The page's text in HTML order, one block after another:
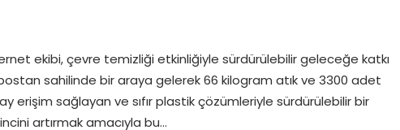
ekibi, çevre temizliği etkinliğiyle sürdürülebilir geleceğe katkı
sahilinde bir araya gelerek 66 kilogram atık ve 3300 adet
erişim sağlayan ve sıfır plastik çözümleriyle sürdürülebilir bir
artırmak amacıyla bu…